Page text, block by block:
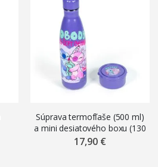
Súprava termofľaše (500 ml)
a mini desiatového boxu (130
ml) „Stitch & Angel“
17,90 €